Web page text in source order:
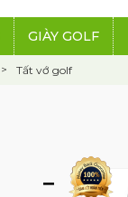
GIÀY GOLF
Tất vớ golf